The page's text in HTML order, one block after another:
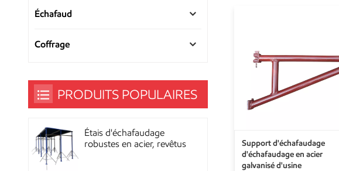
Support d'échafaudage
d'échafaudage en acier
galvanisé d'usine
Échafaud
Coffrage
PRODUITS POPULAIRES
Étais d'échafaudage
robustes en acier, revêtus